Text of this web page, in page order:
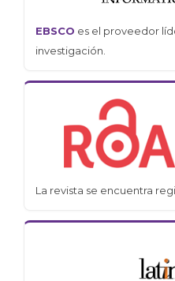
EBSCO es el proveedor
investigación.
La revista se encuentra